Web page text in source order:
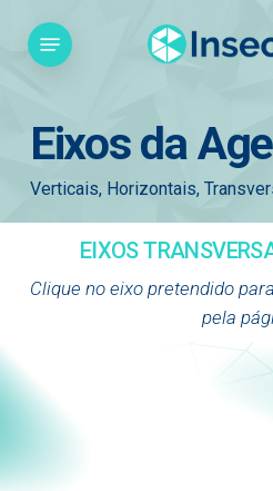
main
Menu
Eixos da
Verticais, Horizontais,
EIXOS
Clique no eixo pretendido
pela